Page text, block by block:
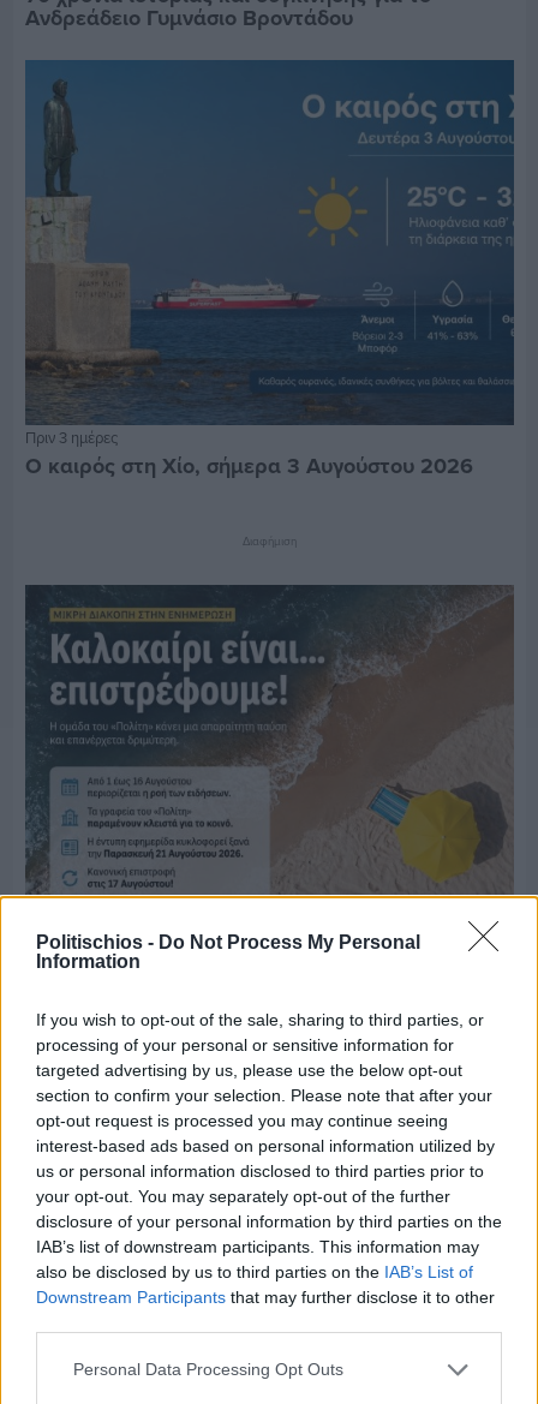
Politischios - Do Not Process My Personal
Information
If you wish to opt-out of the sale, sharing to third parties, or
processing of your personal or sensitive information for
targeted advertising by us, please use the below opt-out
section to confirm your selection. Please note that after your
opt-out request is processed you may continue seeing
interest-based ads based on personal information utilized by
us or personal information disclosed to third parties prior to
your opt-out. You may separately opt-out of the further
disclosure of your personal information by third parties on the
IAB’s list of downstream participants. This information may
also be disclosed by us to third parties on the IAB’s List of
Downstream Participants that may further disclose it to other
Personal Data Processing Opt Outs
Ανδρεάδειο Γυμνάσιο Βροντάδου
Πριν 3 ημέρες
Ο καιρός στη Χίο, σήμερα 3 Αυγούστου 2026
Διαφήμιση
Πριν 6 ημέρες
ομάδα του «Πολίτη»